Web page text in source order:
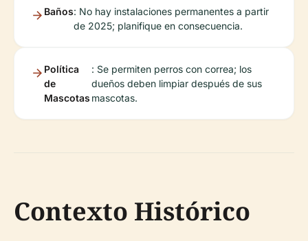
Baños: No hay instalaciones permanentes a partir
de 2025; planifique en consecuencia.
Política
de
Mascotas
: Se permiten perros con correa; los
dueños deben limpiar después de sus
mascotas.
Contexto Histórico